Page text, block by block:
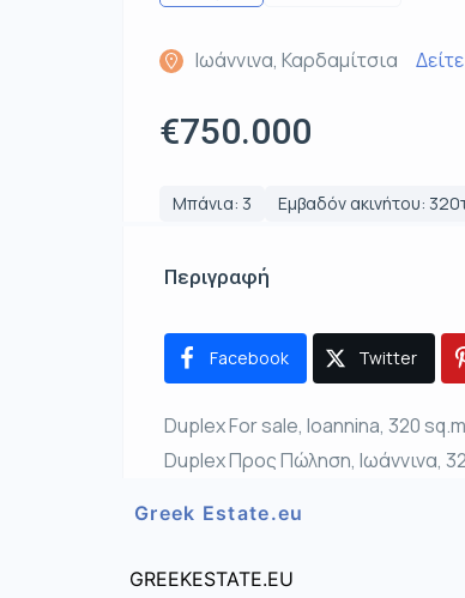
Ιωάννινα, Καρδαμίτσια
€750.000
Μπάνια: 3 Εμβαδόν ακινήτου:
Περιγραφή
Facebook Twitter
Duplex For sale, Ioannina, 320
Duplex Προς Πώληση, Ιωάννινα,
Greek Estate.eu
GREEKESTATE.EU